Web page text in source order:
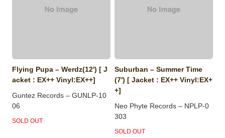
Flying Pupa ‎– Werdz(12') [ J
acket : EX++ Vinyl:EX++]
Guntez Records ‎– GUNLP-10
06
SOLD OUT
Suburban ‎– Summer Time
(7') [ Jacket : EX++ Vinyl:EX+
+]
Neo Phyte Records ‎– NPLP-0
303
SOLD OUT